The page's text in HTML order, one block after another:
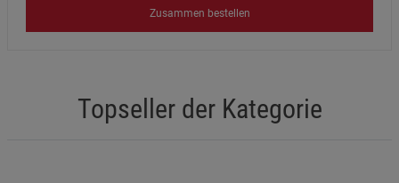
Zusammen bestellen
Topseller der Kategorie